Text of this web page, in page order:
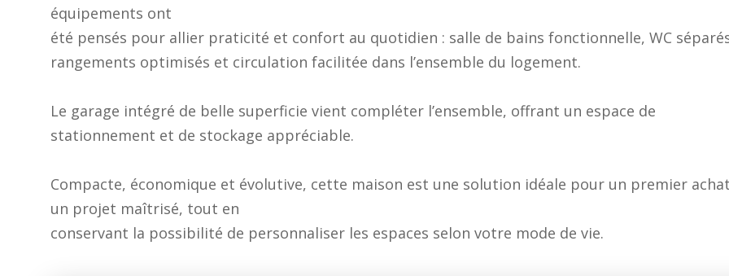
équipements ont
été pensés pour allier praticité et confort au quotidien : salle de bains fonctionnelle, WC
rangements optimisés et circulation facilitée dans l’ensemble du logement.
Le garage intégré de belle superficie vient compléter l’ensemble, offrant un espace de
stationnement et de stockage appréciable.
Compacte, économique et évolutive, cette maison est une solution idéale pour un premier
un projet maîtrisé, tout en
conservant la possibilité de personnaliser les espaces selon votre mode de vie.